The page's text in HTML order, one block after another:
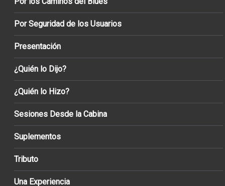
Por Seguridad de los Usuarios
Presentación
¿Quién lo Dijo?
¿Quién lo Hizo?
Sesiones Desde la Cabina
Suplementos
Tributo
Una Experiencia